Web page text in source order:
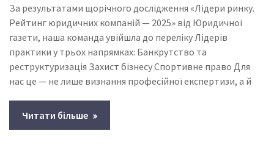
За результатами щорічного дослідження «Лідери ринку.
Рейтинг юридичних компаній — 2025» від Юридичноі
газети, наша команда увійшла до переліку Лідерів
практики у трьох напрямках: Банкрутство та
реструктуризація Захист бізнесу Спортивне право Для
нас це — не лише визнання професійної експертизи, а й
Читати більше